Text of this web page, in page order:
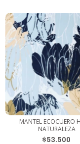
MANTEL ECOCUERO
NATURALEZA
$53.500